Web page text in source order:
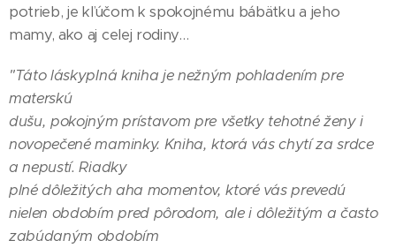
potrieb, je kľúčom k spokojnému bábätku a jeho
mamy, ako aj celej rodiny…
"Táto láskyplná kniha je nežným pohladením pre
materskú
dušu, pokojným prístavom pre všetky tehotné ženy i
novopečené maminky. Kniha, ktorá vás chytí za srdce
a nepustí. Riadky
plné dôležitých aha momentov, ktoré vás prevedú
nielen obdobím pred pôrodom, ale i dôležitým a často
zabúdaným obdobím